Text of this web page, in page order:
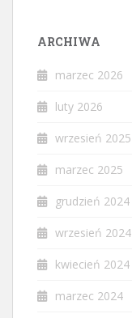
ARCHIWA
marzec 2026
luty 2026
wrzesień 2025
marzec 2025
grudzień 2024
wrzesień 2024
kwiecień 2024
marzec 2024